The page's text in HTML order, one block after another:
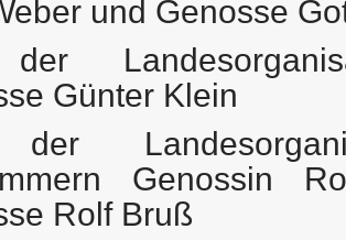
und Genosse
Günter Klein
Genossin
Rolf Bruß